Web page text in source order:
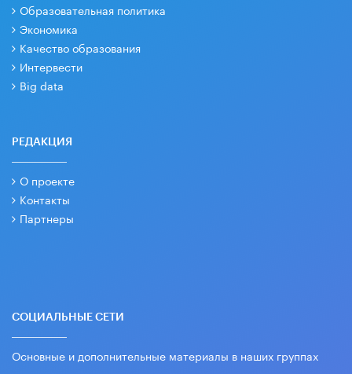
Образовательная политика
Экономика
Качество образования
Интервести
Big data
РЕДАКЦИЯ
О проекте
Контакты
Партнеры
СОЦИАЛЬНЫЕ СЕТИ
Основные и дополнительные материалы в наших группах